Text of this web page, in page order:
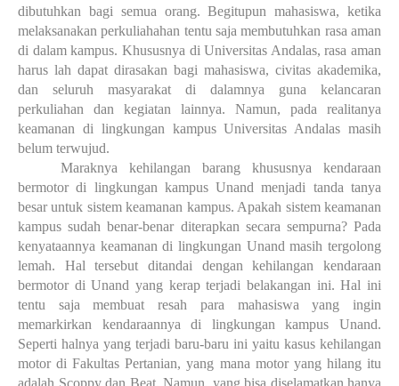
dibutuhkan bagi semua orang. Begitupun mahasiswa, ketika
melaksanakan perkuliahahan tentu saja membutuhkan rasa aman
di dalam kampus. Khususnya di Universitas Andalas, rasa aman
harus lah dapat dirasakan bagi mahasiswa, civitas akademika,
dan seluruh masyarakat di dalamnya guna kelancaran
perkuliahan dan kegiatan lainnya. Namun, pada realitanya
keamanan di lingkungan kampus Universitas Andalas masih
belum terwujud.
Maraknya kehilangan barang khususnya kendaraan
bermotor di lingkungan kampus Unand menjadi tanda tanya
besar untuk sistem keamanan kampus. Apakah sistem keamanan
kampus sudah benar-benar diterapkan secara sempurna? Pada
kenyataannya keamanan di lingkungan Unand masih tergolong
lemah. Hal tersebut ditandai dengan kehilangan kendaraan
bermotor di Unand yang kerap terjadi belakangan ini. Hal ini
tentu saja membuat resah para mahasiswa yang ingin
memarkirkan kendaraannya di lingkungan kampus Unand.
Seperti halnya yang terjadi baru-baru ini yaitu kasus kehilangan
motor di Fakultas Pertanian, yang mana motor yang hilang itu
adalah Scoppy dan Beat. Namun, yang bisa diselamatkan hanya